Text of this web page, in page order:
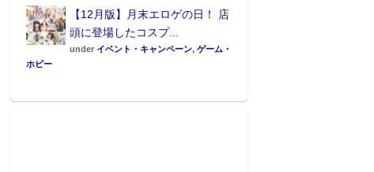
【12月版】月末エロゲの日！ 店
頭に登場したコスプ...
under イベント・キャンペーン, ゲーム・
ホビー